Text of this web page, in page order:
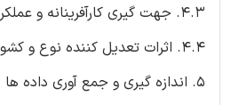
4.3. جهت گیری کارآفرینانه و عملکرد تجارت
4.4. اثرات تعدیل کننده نوع و کشور مشتری
5. اندازه گیری و جمع آوری داده ها